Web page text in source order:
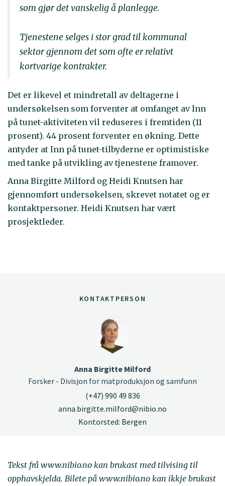
som gjør det vanskelig å planlegge.
Tjenestene selges i stor grad til kommunal
sektor gjennom det som ofte er relativt
kortvarige kontrakter.
Det er likevel et mindretall av deltagerne i
undersøkelsen som forventer at omfanget av Inn
på tunet-aktiviteten vil reduseres i fremtiden (11
prosent). 44 prosent forventer en økning. Dette
antyder at Inn på tunet-tilbyderne er optimistiske
med tanke på utvikling av tjenestene framover.
Anna Birgitte Milford og Heidi Knutsen har
gjennomført undersøkelsen, skrevet notatet og er
kontaktpersoner. Heidi Knutsen har vært
prosjektleder.
KONTAKTPERSON
Anna Birgitte Milford
Forsker - Divisjon for matproduksjon og samfunn
(+47) 990 49 836
anna.birgitte.milford@nibio.no
Kontorsted: Bergen
Tekst frå www.nibio.no kan brukast med tilvising til
opphavskjelda. Bilete på www.nibio.no kan ikkje brukast